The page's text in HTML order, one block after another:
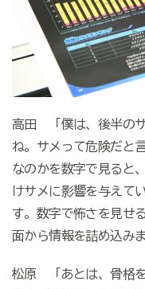
高田 「僕は、後半の
ね。サメって危険だと
なのかを数字で見ると
けサメに影響を与えて
す。数字で怖さを見せ
面から情報を詰め込み
松原 「あとは、骨格